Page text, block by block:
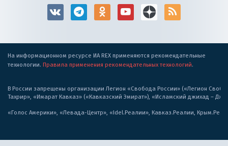
На информационном ресурсе ИА REX применяются рекомендательные
технологии. Правила применения рекомендательных технологий.
В России запрещены организации Легион «Свобода России» («Легион
Тахрир», «Имарат Кавказ» («Кавказский Эмират»), «Исламский джихад –
«Голос Америки», «Левада-Центр», «Idel.Реалии», Кавказ.Реалии,